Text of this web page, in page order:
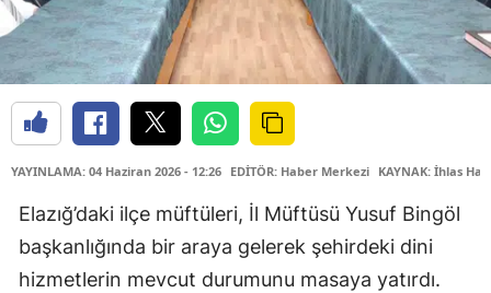
YAYINLAMA: 04 Haziran 2026 - 12:26 EDİTÖR: Haber Merkezi KAYNAK: İhlas
Elazığ’daki ilçe müftüleri, İl Müftüsü Yusuf Bingöl
başkanlığında bir araya gelerek şehirdeki dini
hizmetlerin mevcut durumunu masaya yatırdı.